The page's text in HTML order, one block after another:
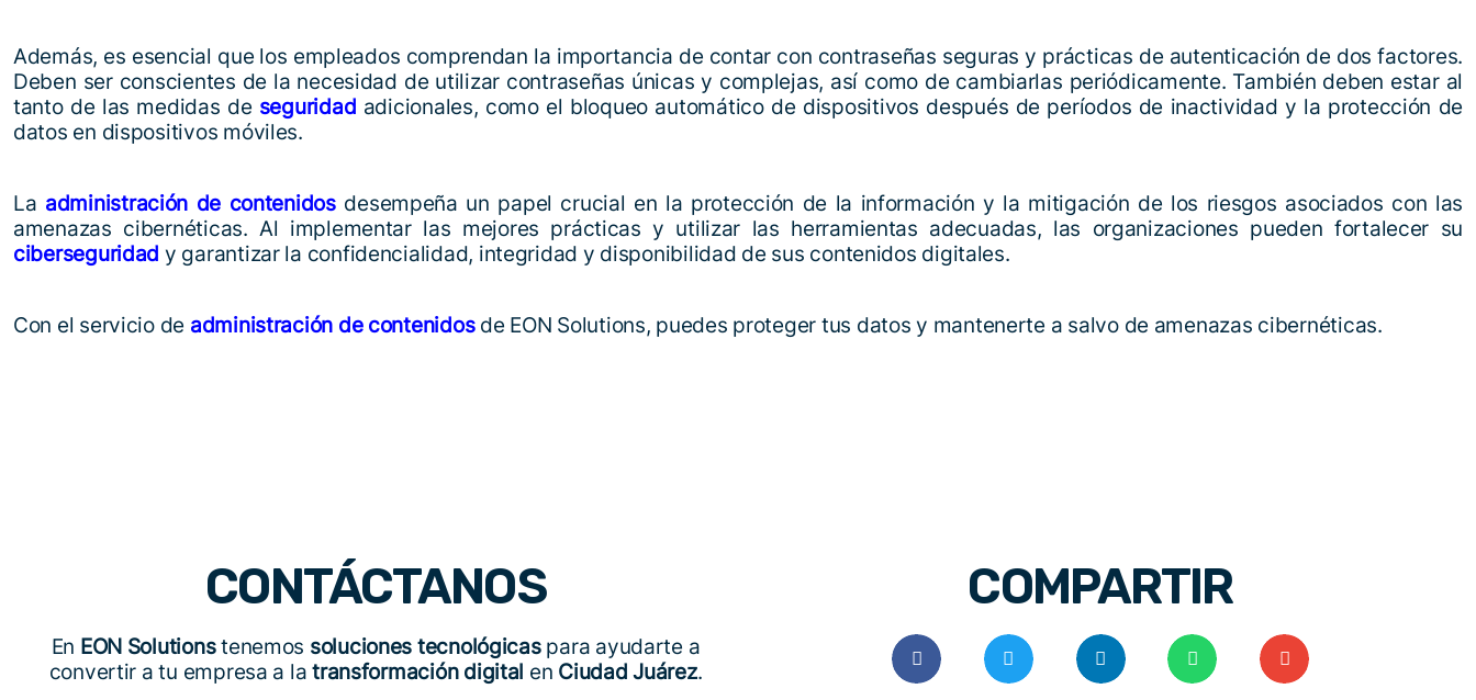
Además, es esencial que los empleados comprendan la importancia de contar con contraseñas seguras y prácticas de autenticación de dos factores.
Deben ser conscientes de la necesidad de utilizar contraseñas únicas y complejas, así como de cambiarlas periódicamente. También deben estar al
tanto de las medidas de seguridad adicionales, como el bloqueo automático de dispositivos después de períodos de inactividad y la protección de
datos en dispositivos móviles.
La administración de contenidos desempeña un papel crucial en la protección de la información y la mitigación de los riesgos asociados con las
amenazas cibernéticas. Al implementar las mejores prácticas y utilizar las herramientas adecuadas, las organizaciones pueden fortalecer su
ciberseguridad y garantizar la confidencialidad, integridad y disponibilidad de sus contenidos digitales.
Con el servicio de administración de contenidosde EON Solutions, puedes proteger tus datos y mantenerte a salvo de amenazas cibernéticas.
CONTÁCTANOS
En EON Solutionstenemos soluciones tecnológicaspara ayudarte a
convertir a tu empresa a latransformación digital en Ciudad Juárez.
COMPARTIR